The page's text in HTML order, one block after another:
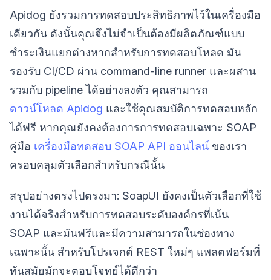
Apidog ยังรวมการทดสอบประสิทธิภาพไว้ในเครื่องมือ
เดียวกัน ดังนั้นคุณจึงไม่จำเป็นต้องมีผลิตภัณฑ์แบบ
ชำระเงินแยกต่างหากสำหรับการทดสอบโหลด มัน
รองรับ CI/CD ผ่าน command-line runner และผสาน
รวมกับ pipeline ได้อย่างลงตัว คุณสามารถ
ดาวน์โหลด Apidog และใช้คุณสมบัติการทดสอบหลัก
ได้ฟรี หากคุณยังคงต้องการการทดสอบเฉพาะ SOAP
คู่มือ เครื่องมือทดสอบ SOAP API ออนไลน์ ของเรา
ครอบคลุมตัวเลือกสำหรับกรณีนั้น
สรุปอย่างตรงไปตรงมา: SoapUI ยังคงเป็นตัวเลือกที่ใช้
งานได้จริงสำหรับการทดสอบระดับองค์กรที่เน้น
SOAP และมันฟรีและมีความสามารถในช่องทาง
เฉพาะนั้น สำหรับโปรเจกต์ REST ใหม่ๆ แพลตฟอร์มที่
ทันสมัยมักจะตอบโจทย์ได้ดีกว่า